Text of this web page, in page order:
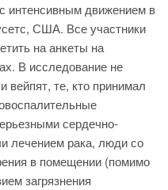
интенсивным движением в
США. Все участники
на анкеты на
В исследование не
те, кто принимал
сердечно-
лечением рака, люди со
в помещении (помимо
загрязнения